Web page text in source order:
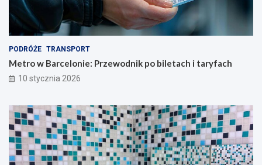
PODRÓŻE TRANSPORT
Metro w Barcelonie: Przewodnik po biletach i taryfach
10 stycznia 2026